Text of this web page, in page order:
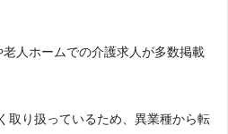
人ホームでの介護求人が多数掲載
取り扱っているため、異業種から転